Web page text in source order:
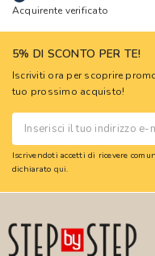
Acquirente verificato
5% DI SCONTO PER TE!
Iscriviti ora per scoprire
tuo prossimo acquisto!
Iscrivendoti accetti di ricevere
dichiarato qui.